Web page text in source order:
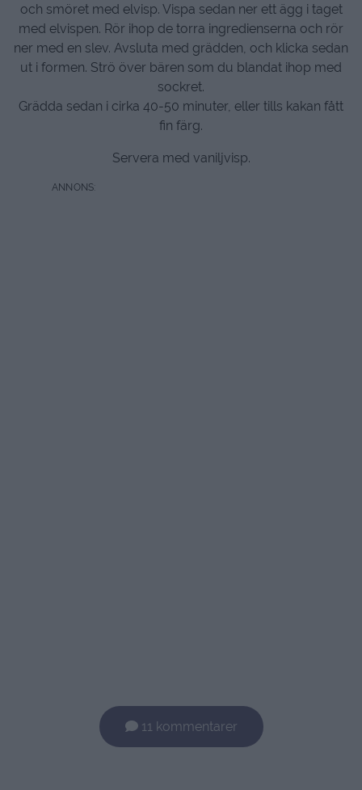
och smöret med elvisp. Vispa sedan ner ett ägg i taget
med elvispen. Rör ihop de torra ingredienserna och rör
ner med en slev. Avsluta med grädden, och klicka sedan
ut i formen. Strö över bären som du blandat ihop med
sockret.
Grädda sedan i cirka 40-50 minuter, eller tills kakan fått
fin färg.
Servera med vaniljvisp.
11 kommentarer